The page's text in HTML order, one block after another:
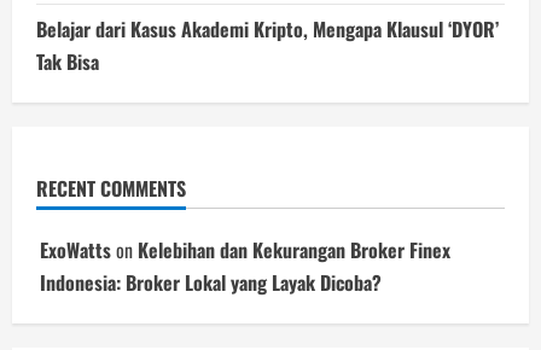
Belajar dari Kasus Akademi Kripto, Mengapa Klausul ‘DYOR’
Tak Bisa
RECENT COMMENTS
ExoWattson Kelebihan dan Kekurangan Broker Finex
Indonesia: Broker Lokal yang Layak Dicoba?